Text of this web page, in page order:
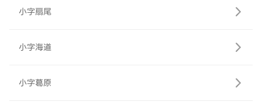
小字扇尾
小字海道
小字葛原